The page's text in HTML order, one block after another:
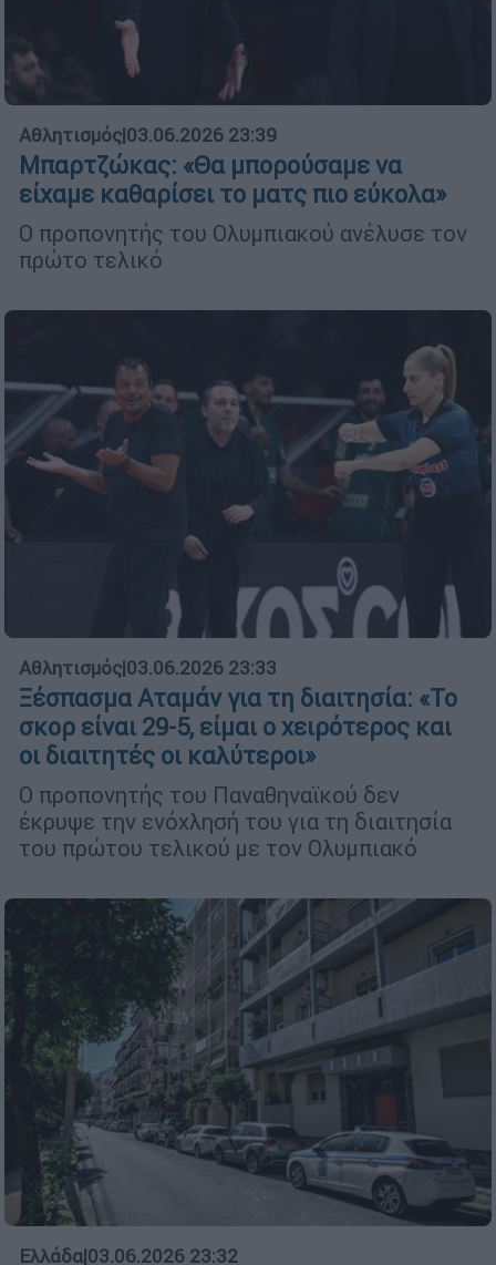
Αθλητισμός|03.06.2026 23:39
Μπαρτζώκας: «Θα μπορούσαμε να
είχαμε καθαρίσει το ματς πιο εύκολα»
Ο προπονητής του Ολυμπιακού ανέλυσε τον
πρώτο τελικό
Αθλητισμός|03.06.2026 23:33
Ξέσπασμα Αταμάν για τη διαιτησία: «Το
σκορ είναι 29-5, είμαι ο χειρότερος και
οι διαιτητές οι καλύτεροι»
Ο προπονητής του Παναθηναϊκού δεν
έκρυψε την ενόχλησή του για τη διαιτησία
του πρώτου τελικού με τον Ολυμπιακό
Ελλάδα|03.06.2026 23:32